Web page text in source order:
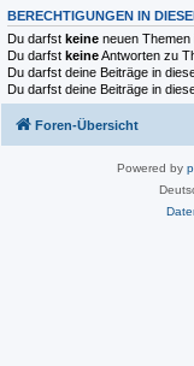
BERECHTIGUNGEN IN
Du darfst keine neuen Themen
Du darfst keineAntworten zu
Du darfst deine Beiträge in
Du darfst deine Beiträge in
Foren-Übersicht
Powered by